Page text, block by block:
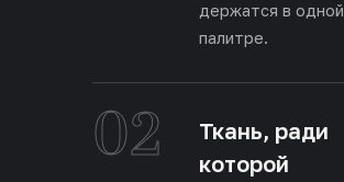
держатся в одной
палитре.
02
Ткань, ради
которой